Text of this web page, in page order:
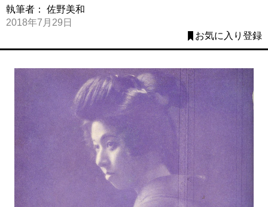
執筆者： 佐野美和
2018年7月29日
お気に入り登録